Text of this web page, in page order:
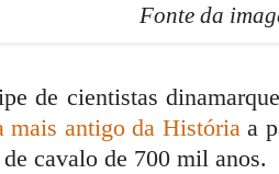
Fonte da
de cientistas
mais antigo da Históriaa
cavalo de 700 mil anos.